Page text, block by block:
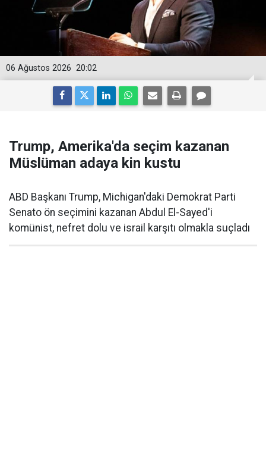
20:02
06 Ağustos 2026
Trump, Amerika'da seçim kazanan
Müslüman adaya kin kustu
ABD Başkanı Trump, Michigan'daki Demokrat Parti
Senato ön seçimini kazanan Abdul El-Sayed'i
komünist, nefret dolu ve israil karşıtı olmakla suçladı